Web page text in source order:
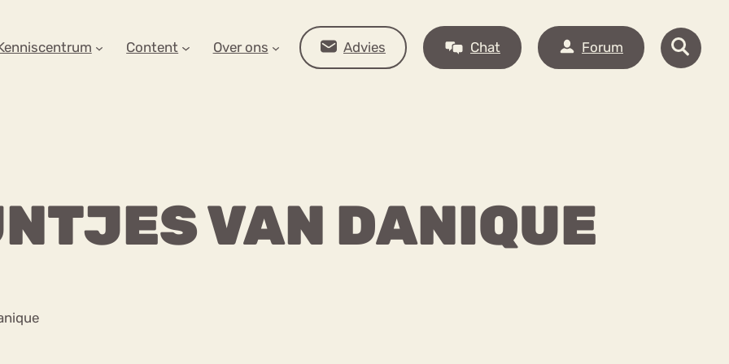
Content Over ons Advies Chat Forum
VAN DANIQUE
OP ZOEK?